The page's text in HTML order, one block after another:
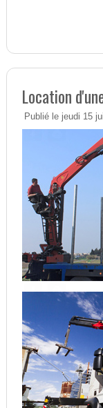
Location
Publié le jeudi 15